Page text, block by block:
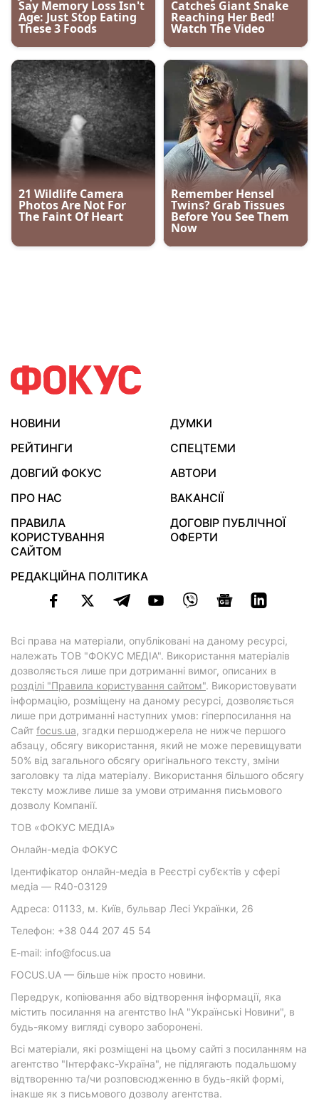
НОВИНИ
ДУМКИ
РЕЙТИНГИ
СПЕЦТЕМИ
ДОВГИЙ ФОКУС
АВТОРИ
ПРО НАС
ВАКАНСІЇ
ПРАВИЛА
КОРИСТУВАННЯ
САЙТОМ
ДОГОВІР ПУБЛІЧНОЇ
ОФЕРТИ
РЕДАКЦІЙНА ПОЛІТИКА
Всі права на матеріали, опубліковані на даному ресурсі,
належать ТОВ "ФОКУС МЕДІА". Використання матеріалів
дозволяється лише при дотриманні вимог, описаних в
розділі "Правила користування сайтом". Використовувати
інформацію, розміщену на даному ресурсі, дозволяється
лише при дотриманні наступних умов: гіперпосилання на
Cайт focus.ua, згадки першоджерела не нижче першого
абзацу, обсягу використання, який не може перевищувати
50% від загального обсягу оригінального тексту, зміни
заголовку та ліда матеріалу. Використання більшого обсягу
тексту можливе лише за умови отримання письмового
дозволу Компанії.
ТОВ «ФОКУС МЕДІА»
Онлайн-медіа ФОКУС
Ідентифікатор онлайн-медіа в Реєстрі суб’єктів у сфері
медіа — R40-03129
Адреса: 01133, м. Київ, бульвар Лесі Українки, 26
Телефон: +38 044 207 45 54
E-mail: info@focus.ua
FOCUS.UA — більше ніж просто новини.
Передрук, копіювання або відтворення інформації, яка
містить посилання на агентство ІнА "Українські Новини", в
будь-якому вигляді суворо заборонені.
Всі матеріали, які розміщені на цьому сайті з посиланням на
агентство "Інтерфакс-Україна", не підлягають подальшому
відтворенню та/чи розповсюдженню в будь-якій формі,
інакше як з письмового дозволу агентства.